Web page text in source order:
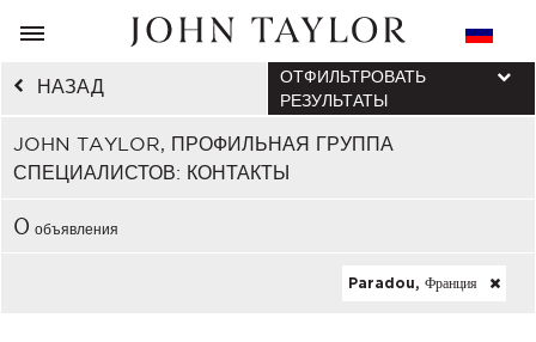
НАЗАД
JOHN TAYLOR, ПРОФИЛЬНАЯ ГРУППА
СПЕЦИАЛИСТОВ: КОНТАКТЫ
ОТФИЛЬТРОВАТЬ
РЕЗУЛЬТАТЫ
0 объявления
Paradou, Франция